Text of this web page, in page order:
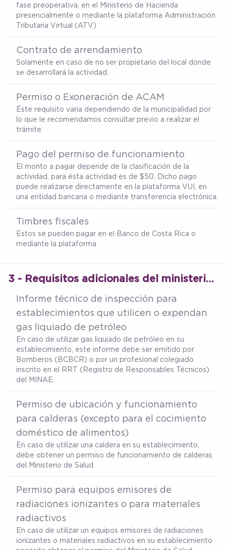
fase preoperativa, en el Ministerio de Hacienda
presencialmente o mediante la plataforma Administración
Tributaria Virtual (ATV)
Contrato de arrendamiento
Solamente en caso de no ser propietario del local donde
se desarrollará la actividad.
Permiso o Exoneración de ACAM
Éste requisito varia dependiendo de la municipalidad por
lo que le recomendamos consultar previo a realizar el
trámite.
Pago del permiso de funcionamiento
El monto a pagar depende de la clasificación de la
actividad, para ésta actividad es de $50. Dicho pago
puede realizarse directamente en la plataforma VUI, en
una entidad bancaria o mediante transferencia electrónica.
Timbres fiscales
Estos se pueden pagar en el Banco de Costa Rica o
mediante la plataforma
3 - Requisitos adicionales del ministerio de salud
Informe técnico de inspección para
establecimientos que utilicen o expendan
gas liquiado de petróleo
En caso de utilizar gas liquiado de petróleo en su
establecimiento, este informe debe ser emitido por
Bomberos (BCBCR) o por un profesional colegiado
inscrito en el RRT (Registro de Responsables Técnicos)
del MINAE.
Permiso de ubicación y funcionamiento
para calderas (excepto para el cocimiento
doméstico de alimentos)
En caso de utilizar una caldera en su establecimiento,
debe obtener un permiso de funcionamiento de calderas
del Ministerio de Salud.
Permiso para equipos emisores de
radiaciones ionizantes o para materiales
radiactivos
En caso de utilizar un equipos emisores de radiaciones
ionizantes o materiales radiactivos en su establecimiento